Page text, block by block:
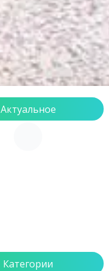
Актуальное
Категории